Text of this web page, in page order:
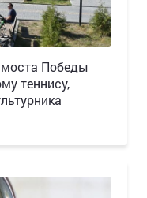
моста Победы
теннису,